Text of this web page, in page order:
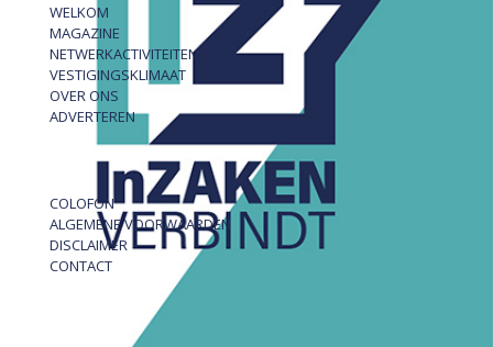
WELKOM
MAGAZINE
NETWERKACTIVITEITEN
VESTIGINGSKLIMAAT
OVER ONS
ADVERTEREN
COLOFON
ALGEMENE VOORWAARDEN
DISCLAIMER
CONTACT